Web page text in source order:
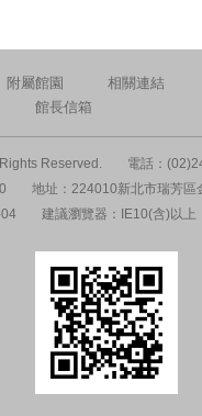
附屬館園
相關連結
館長信箱
Reserved.
電話：
地址：224010新北市瑞芳區
建議瀏覽器：IE10(含)以上